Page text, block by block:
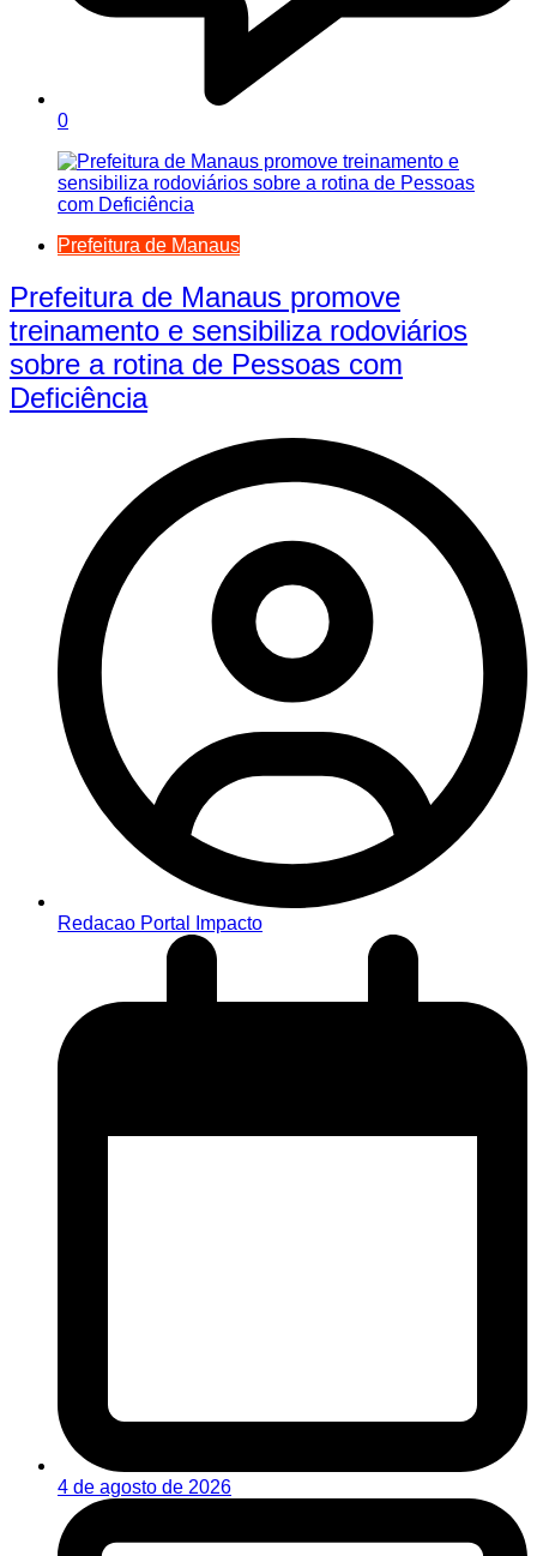
0
Prefeitura de Manaus
Prefeitura de Manaus promove
treinamento e sensibiliza rodoviários
sobre a rotina de Pessoas com
Deficiência
Redacao Portal Impacto
4 de agosto de 2026